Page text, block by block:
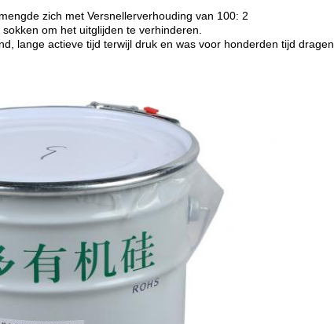
zich met Versnellerverhouding van 100: 2
om het uitglijden te verhinderen.
lange actieve tijd terwijl druk en was voor honderden tijd dragen.